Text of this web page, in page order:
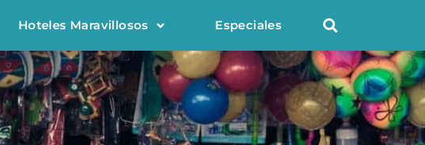
Hoteles Maravillosos Especiales